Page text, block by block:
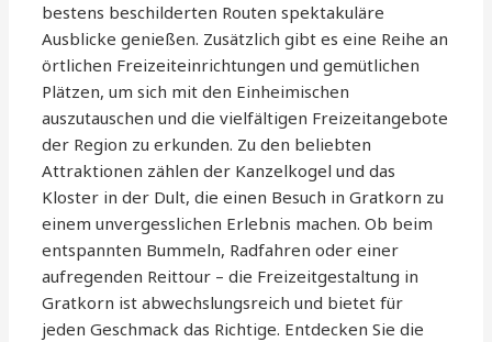
bestens beschilderten Routen spektakuläre
Ausblicke genießen. Zusätzlich gibt es eine Reihe an
örtlichen Freizeiteinrichtungen und gemütlichen
Plätzen, um sich mit den Einheimischen
auszutauschen und die vielfältigen Freizeitangebote
der Region zu erkunden. Zu den beliebten
Attraktionen zählen der Kanzelkogel und das
Kloster in der Dult, die einen Besuch in Gratkorn zu
einem unvergesslichen Erlebnis machen. Ob beim
entspannten Bummeln, Radfahren oder einer
aufregenden Reittour – die Freizeitgestaltung in
Gratkorn ist abwechslungsreich und bietet für
jeden Geschmack das Richtige. Entdecken Sie die